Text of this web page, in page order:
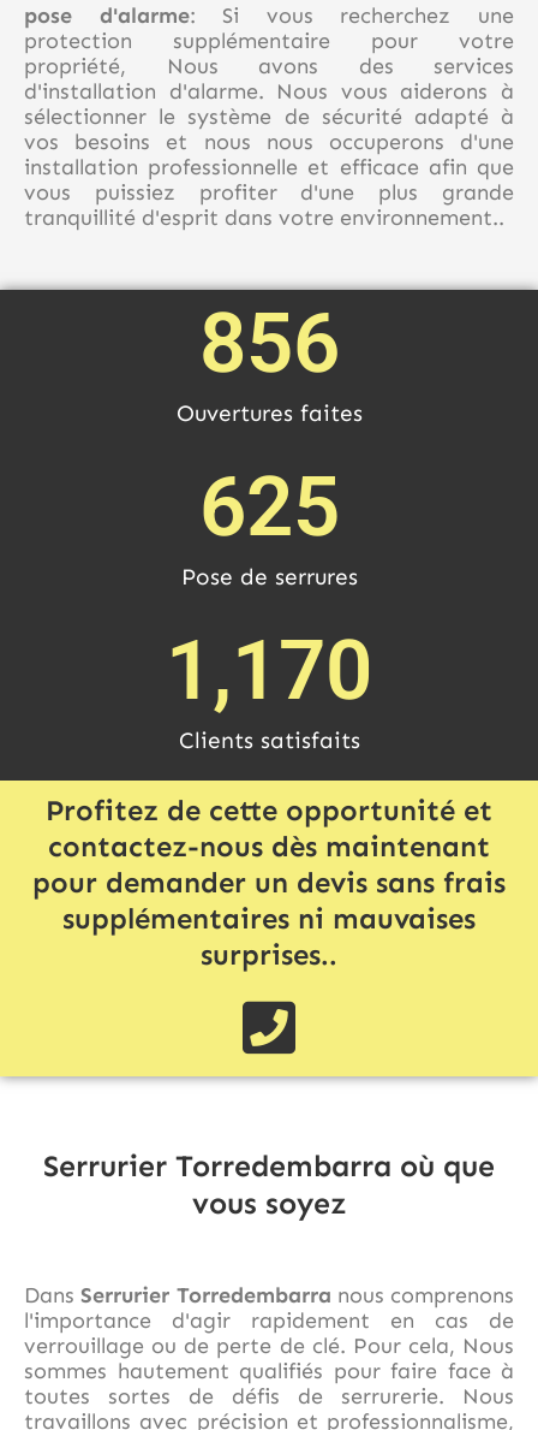
pose d'alarme: Si vous recherchez une
protection supplémentaire pour votre
propriété, Nous avons des services
d'installation d'alarme. Nous vous aiderons à
sélectionner le système de sécurité adapté à
vos besoins et nous nous occuperons d'une
installation professionnelle et efficace afin que
vous puissiez profiter d'une plus grande
tranquillité d'esprit dans votre environnement..
Ouvertures faites
856
Pose de serrures
625
Clients satisfaits
1,170
Profitez de cette opportunité et
contactez-nous dès maintenant
pour demander un devis sans frais
supplémentaires ni mauvaises
surprises..
Serrurier Torredembarra où que
vous soyez
Dans Serrurier Torredembarra nous comprenons
l'importance d'agir rapidement en cas de
verrouillage ou de perte de clé. Pour cela, Nous
sommes hautement qualifiés pour faire face à
toutes sortes de défis de serrurerie. Nous
travaillons avec précision et professionnalisme,